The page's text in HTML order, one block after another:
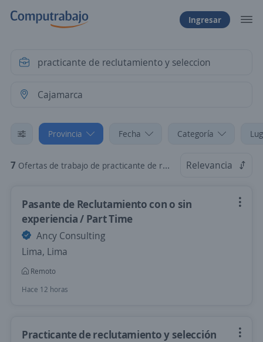
Ingresar
Provincia Fecha Categoría
7 Ofertas de trabajo de practicante de reclutamiento y seleccion en Cajamarca Relevancia
Pasante de Reclutamiento con o sin
experiencia / Part Time
Ancy Consulting
Lima, Lima
Remoto
Hace 12 horas
Practicante de reclutamiento y selección